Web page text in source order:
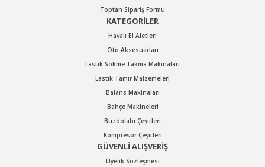
Toptan Sipariş Formu
KATEGORİLER
Havalı El Aletleri
Oto Aksesuarları
Lastik Sökme Takma Makinaları
Lastik Tamir Malzemeleri
Balans Makinaları
Bahçe Makineleri
Buzdolabı Çeşitleri
Kompresör Çeşitleri
GÜVENLİ ALIŞVERİŞ
Üyelik Sözleşmesi